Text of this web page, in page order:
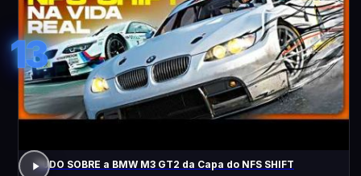
13
TUDO SOBRE a BMW M3 GT2 da Capa do NFS SHIFT